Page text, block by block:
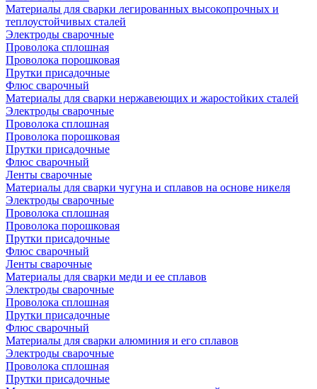
Материалы для сварки легированных высокопрочных и
теплоустойчивых сталей
Электроды сварочные
Проволока сплошная
Проволока порошковая
Прутки присадочные
Флюс сварочный
Материалы для сварки нержавеющих и жаростойких сталей
Электроды сварочные
Проволока сплошная
Проволока порошковая
Прутки присадочные
Флюс сварочный
Ленты сварочные
Материалы для сварки чугуна и сплавов на основе никеля
Электроды сварочные
Проволока сплошная
Проволока порошковая
Прутки присадочные
Флюс сварочный
Ленты сварочные
Материалы для сварки меди и ее сплавов
Электроды сварочные
Проволока сплошная
Прутки присадочные
Флюс сварочный
Материалы для сварки алюминия и его сплавов
Электроды сварочные
Проволока сплошная
Прутки присадочные